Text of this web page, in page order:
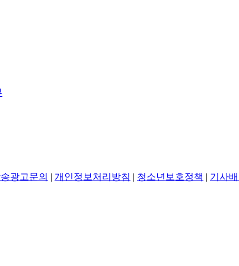
광고문의 | 개인정보처리방침 | 청소년보호정책 | 기사